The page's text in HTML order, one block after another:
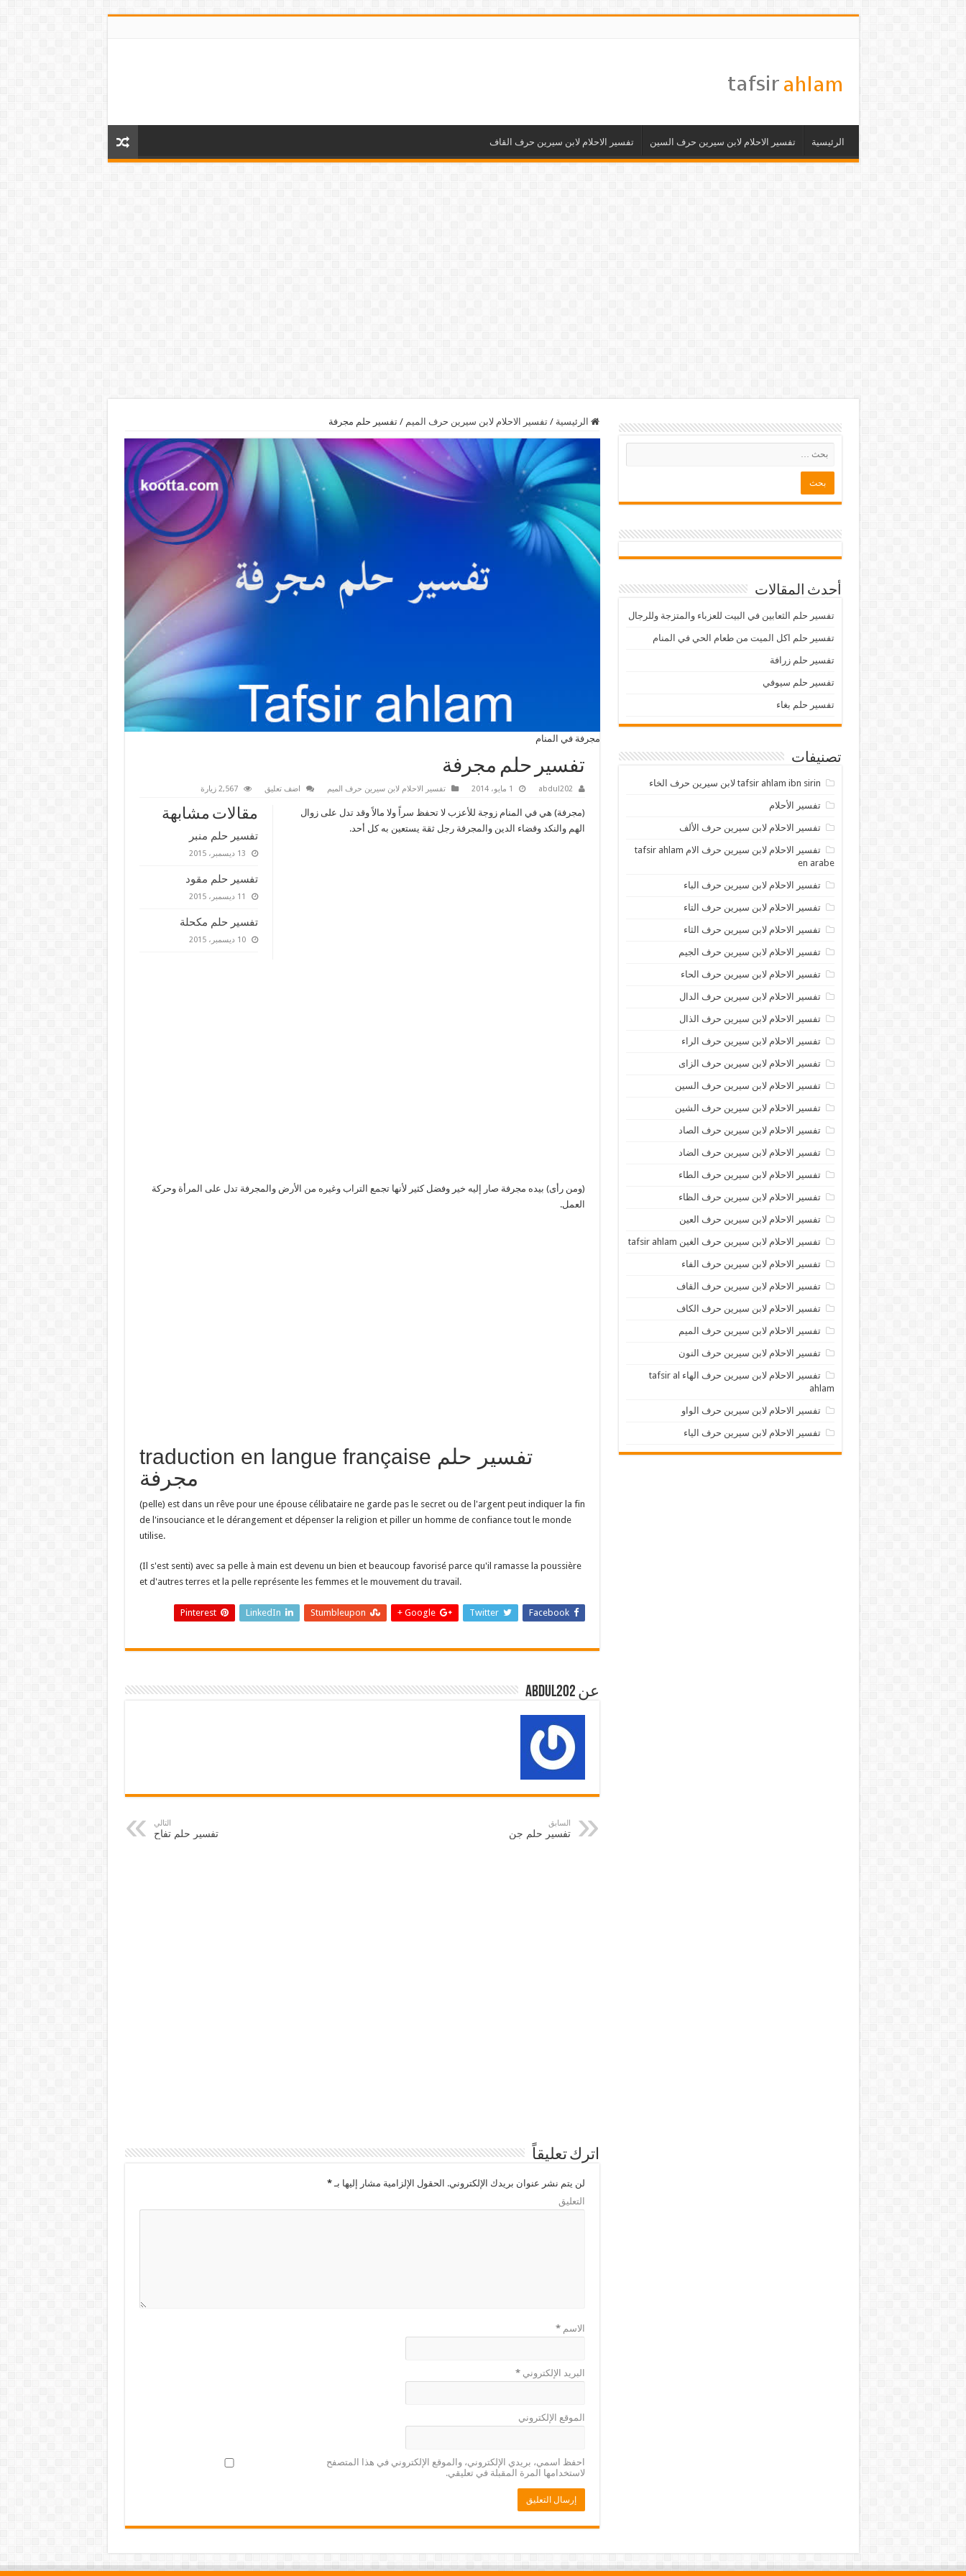
الرئيسية تفسير الاحلام لابن سيرين حرف السين تفسير الاحلام لابن سيرين حرف القاف
الرئيسية / تفسير الاحلام لابن سيرين حرف الميم / تفسير حلم مجرفة
مجرفة في المنام
تفسير حلم مجرفة
abdul202 1 مايو، 2014 تفسير الاحلام لابن سيرين حرف الميم اضف تعليق 2,567 زيارة
مقالات مشابهة
تفسير حلم منبر
13 ديسمبر، 2015
تفسير حلم مقود
11 ديسمبر، 2015
تفسير حلم مكحلة
10 ديسمبر، 2015
(مجرفة) هي في المنام زوجة للأعزب لا تحفظ سراً ولا مالاً وقد تدل على زوال
الهم والنكد وقضاء الدين والمجرفة رجل ثقة يستعين به كل أحد.
(ومن رأى) بيده مجرفة صار إليه خير وفضل كثير لأنها تجمع التراب وغيره من الأرض والمجرفة تدل على المرأة وحركة
العمل.
traduction en langue française تفسير حلم
مجرفة
(pelle) est dans un rêve pour une épouse célibataire ne garde pas le secret ou de l'argent peut indiquer la fin
de l'insouciance et le dérangement et dépenser la religion et piller un homme de confiance tout le monde
utilise.
(Il s'est senti) avec sa pelle à main est devenu un bien et beaucoup favorisé parce qu'il ramasse la poussière
et d'autres terres et la pelle représente les femmes et le mouvement du travail.
Facebook
Twitter
Google +
Stumbleupon
LinkedIn
Pinterest
عن abdul202
السابق
تفسير حلم جن
التالي
تفسير حلم تفاح
اترك تعليقاً
لن يتم نشر عنوان بريدك الإلكتروني. الحقول الإلزامية مشار إليها بـ*
التعليق
الاسم*
البريد الإلكتروني*
الموقع الإلكتروني
احفظ اسمي، بريدي الإلكتروني، والموقع الإلكتروني في هذا المتصفح
لاستخدامها المرة المقبلة في تعليقي.
أحدث المقالات
تفسير حلم الثعابين في البيت للعزباء والمتزجة وللرجال
تفسير حلم اكل الميت من طعام الحي في المنام
تفسير حلم زرافة
تفسير حلم سيوفي
تفسير حلم بغاء
تصنيفات
tafsir ahlam ibn sirin لابن سيرين حرف الخاء
تفسير الأحلام
تفسير الاحلام لابن سيرين حرف الألف
تفسير الاحلام لابن سيرين حرف الام tafsir ahlam
en arabe
تفسير الاحلام لابن سيرين حرف الباء
تفسير الاحلام لابن سيرين حرف التاء
تفسير الاحلام لابن سيرين حرف الثاء
تفسير الاحلام لابن سيرين حرف الجيم
تفسير الاحلام لابن سيرين حرف الحاء
تفسير الاحلام لابن سيرين حرف الدال
تفسير الاحلام لابن سيرين حرف الذال
تفسير الاحلام لابن سيرين حرف الراء
تفسير الاحلام لابن سيرين حرف الزاى
تفسير الاحلام لابن سيرين حرف السين
تفسير الاحلام لابن سيرين حرف الشين
تفسير الاحلام لابن سيرين حرف الصاد
تفسير الاحلام لابن سيرين حرف الضاد
تفسير الاحلام لابن سيرين حرف الطاء
تفسير الاحلام لابن سيرين حرف الظاء
تفسير الاحلام لابن سيرين حرف العين
تفسير الاحلام لابن سيرين حرف الغين tafsir ahlam
تفسير الاحلام لابن سيرين حرف الفاء
تفسير الاحلام لابن سيرين حرف القاف
تفسير الاحلام لابن سيرين حرف الكاف
تفسير الاحلام لابن سيرين حرف الميم
تفسير الاحلام لابن سيرين حرف النون
تفسير الاحلام لابن سيرين حرف الهاء tafsir al
ahlam
تفسير الاحلام لابن سيرين حرف الواو
تفسير الاحلام لابن سيرين حرف الياء